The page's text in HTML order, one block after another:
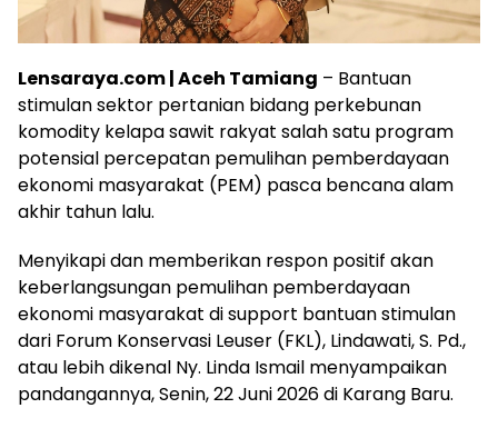
Lensaraya.com | Aceh Tamiang – Bantuan
stimulan sektor pertanian bidang perkebunan
komodity kelapa sawit rakyat salah satu program
potensial percepatan pemulihan pemberdayaan
ekonomi masyarakat (PEM) pasca bencana alam
akhir tahun lalu.
Menyikapi dan memberikan respon positif akan
keberlangsungan pemulihan pemberdayaan
ekonomi masyarakat di support bantuan stimulan
dari Forum Konservasi Leuser (FKL), Lindawati, S. Pd.,
atau lebih dikenal Ny. Linda Ismail menyampaikan
pandangannya, Senin, 22 Juni 2026 di Karang Baru.